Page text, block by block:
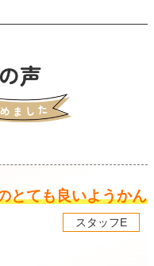
とても良いようかん
スタッフE